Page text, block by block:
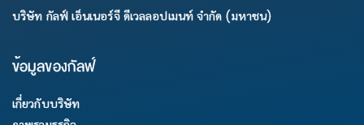
บริษัท กัลฟ์ เอ็นเนอร์จี ดีเวลลอปเมนท์ จำกัด (มหาชน)
ข้อมูลของกัลฟ์
เกี่ยวกับบริษัท